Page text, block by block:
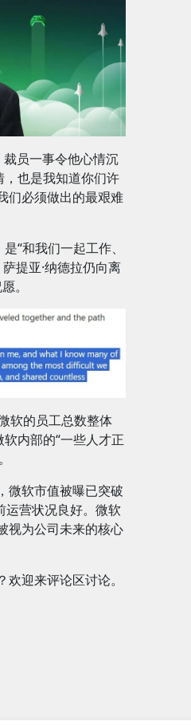
员一事令他心情沉
也是我知道你们许
们必须做出的最艰难
“和我们一起工作、
提亚·纳德拉仍向离
。
软的员工总数整体
内部的“一些人才正
微软市值被曝已突破
运营状况良好。微软
视为公司未来的核心
迎来评论区讨论。